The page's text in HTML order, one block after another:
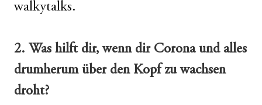
walkytalks.
2. Was hilft dir, wenn dir Corona und alles
drumherum über den Kopf zu wachsen
droht?